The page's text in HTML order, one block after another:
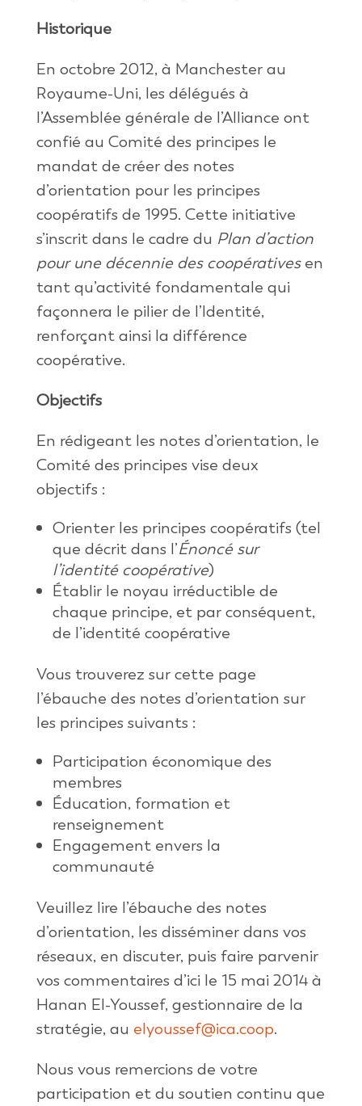
Historique
En octobre 2012, à Manchester au
Royaume-Uni, les délégués à
l’Assemblée générale de l’Alliance ont
confié au Comité des principes le
mandat de créer des notes
d’orientation pour les principes
coopératifs de 1995. Cette initiative
s’inscrit dans le cadre du Plan d’action
pour une décennie des coopérativesen
tant qu’activité fondamentale qui
façonnera le pilier de l’Identité,
renforçant ainsi la différence
coopérative.
Objectifs
En rédigeant les notes d’orientation, le
Comité des principes vise deux
objectifs :
Orienter les principes coopératifs (tel
que décrit dans l’Énoncé sur
l’identité coopérative)
Établir le noyau irréductible de
chaque principe, et par conséquent,
de l’identité coopérative
Vous trouverez sur cette page
l’ébauche des notes d’orientation sur
les principes suivants :
Participation économique des
membres
Éducation, formation et
renseignement
Engagement envers la
communauté
Veuillez lire l’ébauche des notes
d’orientation, les disséminer dans vos
réseaux, en discuter, puis faire parvenir
vos commentaires d’ici le 15 mai 2014 à
Hanan El-Youssef, gestionnaire de la
stratégie, au elyoussef@ica.coop.
Nous vous remercions de votre
participation et du soutien continu que